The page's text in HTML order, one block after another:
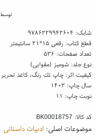
توسط
شابک: ۹۷۸۶۲۲۹۹۴۲۶۰۴
قطع کتاب: رقعی ۱۵*۲۱ سانتیمتر
تعداد صفحات: ۵۳۶
نوع جلد: شومیز (مقوایی)
کیفیت اثر: چاپ تك رنگ، کاغذ تحریر
سال چاپ: ۱۴۰۳
نوبت چاپ: ۱۱
کد کالا: BK00018757
موضوعات اصلی:ادبیات داستانی